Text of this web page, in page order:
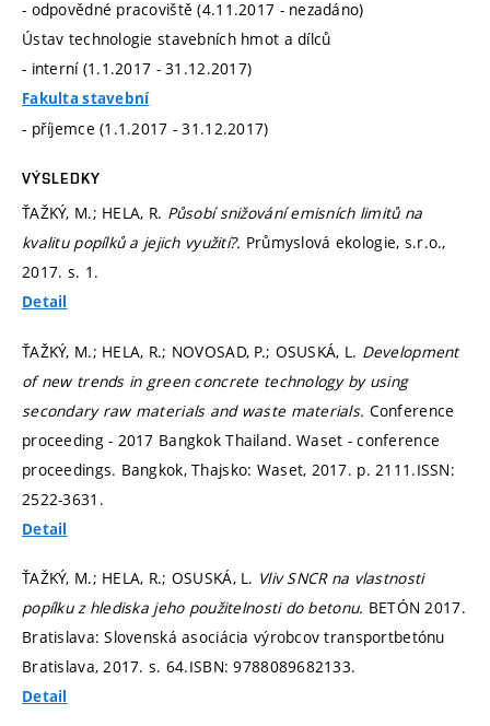
- odpovědné pracoviště (4.11.2017 - nezadáno)
Ústav technologie stavebních hmot a dílců
- interní (1.1.2017 - 31.12.2017)
Fakulta stavební
- příjemce (1.1.2017 - 31.12.2017)
VÝSLEDKY
ŤAŽKÝ, M.; HELA, R. Působí snižování emisních limitů na
kvalitu popílků a jejich využití?. Průmyslová ekologie, s.r.o.,
2017. s. 1.
Detail
ŤAŽKÝ, M.; HELA, R.; NOVOSAD, P.; OSUSKÁ, L. Development
of new trends in green concrete technology by using
secondary raw materials and waste materials. Conference
proceeding - 2017 Bangkok Thailand. Waset - conference
proceedings. Bangkok, Thajsko: Waset, 2017. p. 2111.ISSN:
2522-3631.
Detail
ŤAŽKÝ, M.; HELA, R.; OSUSKÁ, L. Vliv SNCR na vlastnosti
popílku z hlediska jeho použitelnosti do betonu. BETÓN 2017.
Bratislava: Slovenská asociácia výrobcov transportbetónu
Bratislava, 2017.s. 64.ISBN: 9788089682133.
Detail